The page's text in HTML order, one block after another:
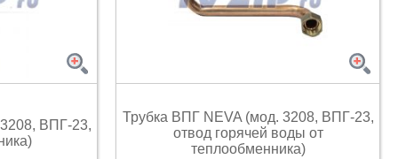
Переключатели
Прочее
Прочее
Кронштейны, решетки,
козырьки
Компрессоры для
Колеса неповоротные с опорой
ВПГ-23,
Трубка ВПГ NEVA (мод. 3208, ВПГ-23,
отвод горячей воды от
теплообменника)